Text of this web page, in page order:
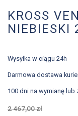
KROSS
NIEBIESKI
Wysyłka w ciągu 24h
Darmowa dostawa
100 dni na wymianę lub
2 467,00 zł